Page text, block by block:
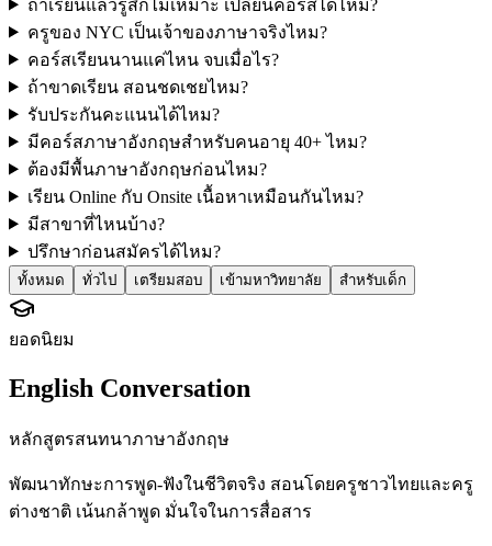
ถ้าเรียนแล้วรู้สึกไม่เหมาะ เปลี่ยนคอร์สได้ไหม?
ครูของ NYC เป็นเจ้าของภาษาจริงไหม?
คอร์สเรียนนานแค่ไหน จบเมื่อไร?
ถ้าขาดเรียน สอนชดเชยไหม?
รับประกันคะแนนได้ไหม?
มีคอร์สภาษาอังกฤษสำหรับคนอายุ 40+ ไหม?
ต้องมีพื้นภาษาอังกฤษก่อนไหม?
เรียน Online กับ Onsite เนื้อหาเหมือนกันไหม?
มีสาขาที่ไหนบ้าง?
ปรึกษาก่อนสมัครได้ไหม?
ทั้งหมด ทั่วไป เตรียมสอบ เข้ามหาวิทยาลัย สำหรับเด็ก
ยอดนิยม
English Conversation
หลักสูตรสนทนาภาษาอังกฤษ
พัฒนาทักษะการพูด-ฟังในชีวิตจริง สอนโดยครูชาวไทยและครู
ต่างชาติ เน้นกล้าพูด มั่นใจในการสื่อสาร